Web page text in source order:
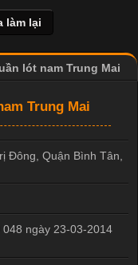
được nhiều công ty
các sản phẩm chất
lót nam Trung Mai
Trung Mai
Đông Quận Bình Tân
ngày 23-03-2014